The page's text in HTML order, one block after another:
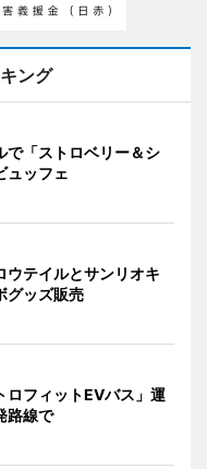
ング
で「ストロベリー＆シ
ュッフェ
ウテイルとサンリオキ
グッズ販売
ロフィットEVバス」運
路線で